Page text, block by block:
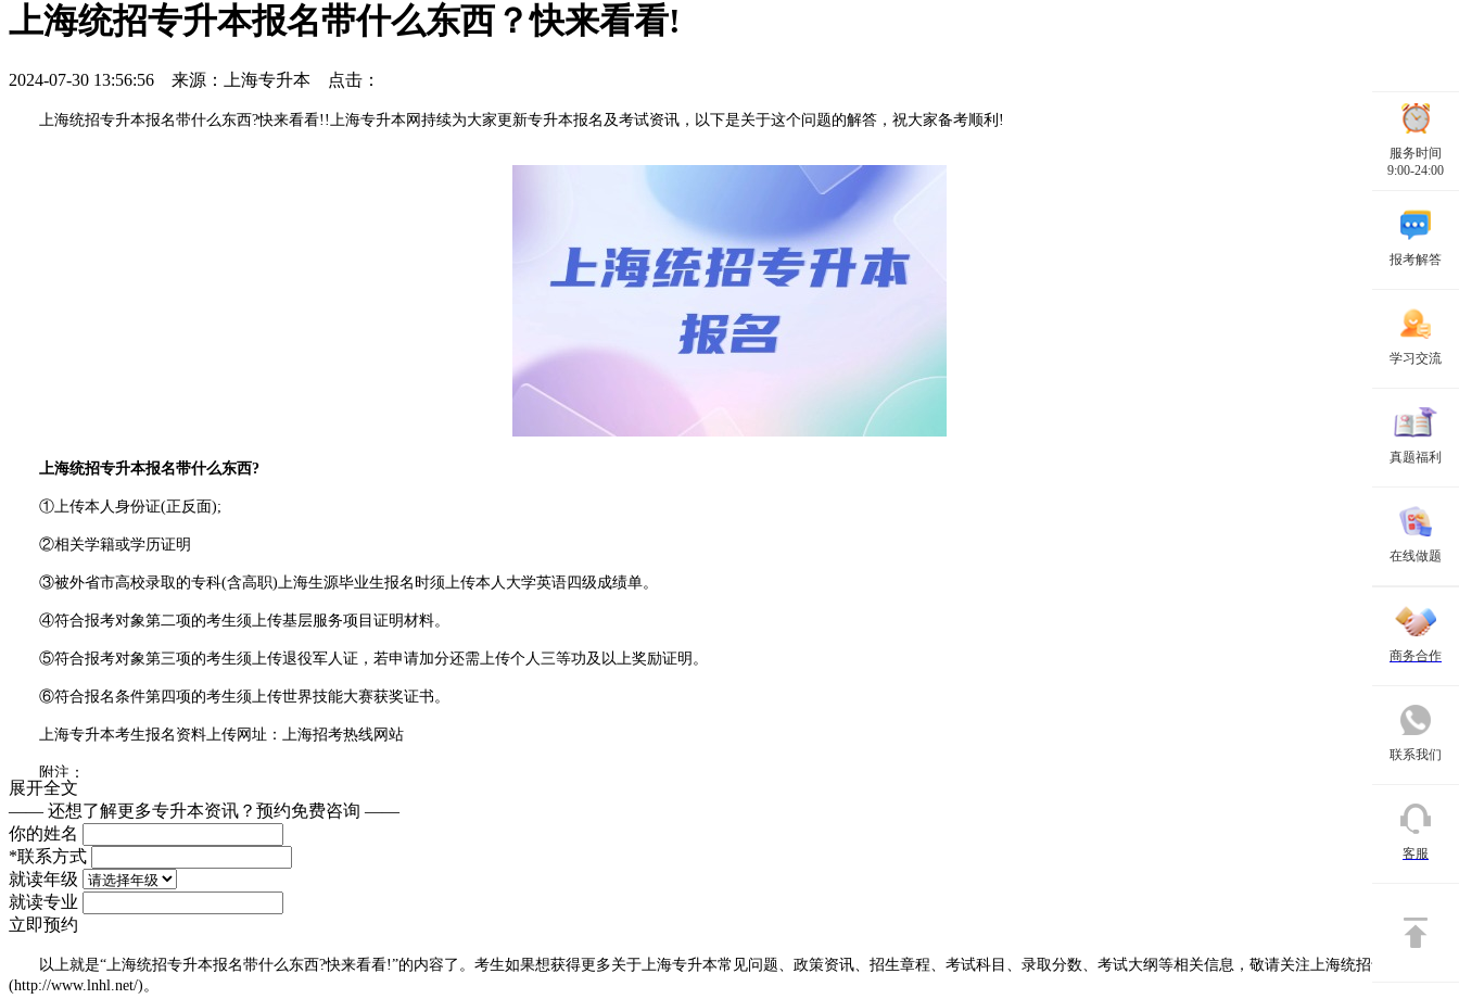
服务时间
9:00-24:00
报考解答
学习交流
真题福利
在线做题
商务合作
联系我们
客服
上海统招专升本报名带什么东西？快来看看!
2024-07-30 13:56:56 来源：上海专升本 点击：
上海统招专升本报名带什么东西?快来看看!!上海专升本网持续为大家更新专升本报名及考试资讯，以下是关于这个问题的解答，祝大家备考顺利!
上海统招专升本报名带什么东西?
①上传本人身份证(正反面);
②相关学籍或学历证明
③被外省市高校录取的专科(含高职)上海生源毕业生报名时须上传本人大学英语四级成绩单。
④符合报考对象第二项的考生须上传基层服务项目证明材料。
⑤符合报考对象第三项的考生须上传退役军人证，若申请加分还需上传个人三等功及以上奖励证明。
⑥符合报名条件第四项的考生须上传世界技能大赛获奖证书。
上海专升本考生报名资料上传网址：上海招考热线网站
附注：
①什么是第二项考生?
上海专升本报名第二项考生：符合中共中央办公厅、国务院办公厅印发的《关于进一步引导和鼓励高校毕业生到基层工作的意见》(中办发〔2016〕79号)规定，参加基层服务项目前无工作经历的本市普通高校专科
(含高职)毕业生和被外地高校录取的专科(含高职)上海生源毕业生，服务期满且考核合格后2年内，可享受应届生待遇报考。
②什么是第三项考生?
上海专升本报名第三项考生：两类退役士兵考生(以下简称“退役士兵考生”)：普通高校专科(含高职)应届毕业当年在沪应征入伍，并于xx年退伍的退役士兵;在校生(含高校新生)在沪应征入伍，退役后复学的普通高
校xx届专科(含高职)毕业生。
展开全文
—— 还想了解更多专升本资讯？ 预约免费咨询 ——
你的姓名
*联系方式
就读年级
就读专业
立即预约
以上就是“上海统招专升本报名带什么东西?快来看看!”的内容了。考生如果想获得更多关于上海专升本常见问题、政策资讯、招生章程、考试科目、录取分数、考试大纲等相关信息，敬请关注上海统招专升本网
(http://www.lnhl.net/)。